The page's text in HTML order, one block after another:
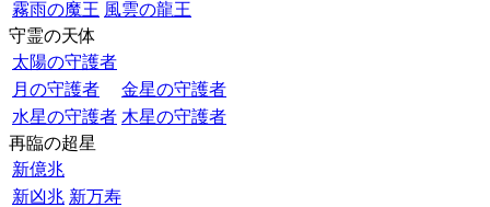
霧雨の魔王 風雲の龍王
守霊の天体
太陽の守護者
月の守護者
金星の守護者
水星の守護者 木星の守護者
再臨の超星
新億兆
新凶兆 新万寿